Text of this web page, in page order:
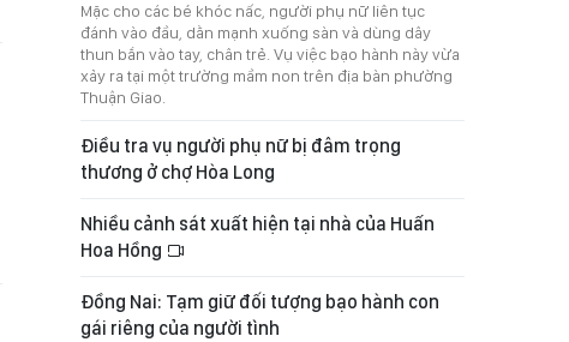
Mặc cho các bé khóc nấc, người phụ nữ liên tục
đánh vào đầu, dằn mạnh xuống sàn và dùng dây
thun bắn vào tay, chân trẻ. Vụ việc bạo hành này vừa
xảy ra tại một trường mầm non trên địa bàn phường
Thuận Giao.
Điều tra vụ người phụ nữ bị đâm trọng
thương ở chợ Hòa Long
Nhiều cảnh sát xuất hiện tại nhà của Huấn
Hoa Hồng
Đồng Nai: Tạm giữ đối tượng bạo hành con
gái riêng của người tình